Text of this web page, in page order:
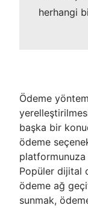
herhangi
Ödeme
başka bir
ödeme
Popüler dijital
ödeme ağ
sunmak,